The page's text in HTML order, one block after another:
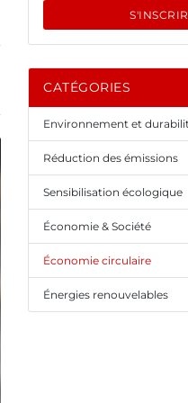
CATÉGORIES
Environnement et
Réduction des émissions
Sensibilisation écologique
Économie & Société
Économie circulaire
Énergies renouvelables